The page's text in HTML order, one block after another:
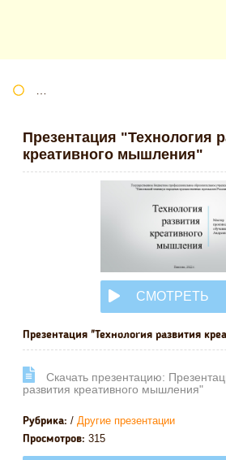
Презентация "Технология
креативного мышления"
СМОТРЕТЬ
Презентация "Технология развития
Cкачать презентацию:
развития креативного мышления"
Рубрика: / Другие презентации
Просмотров: 315